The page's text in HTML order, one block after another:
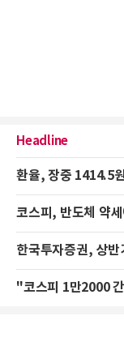
Headline
환율, 장중 1414.5
코스피, 반도체 약
한국투자증권, 상
"코스피 1만2000